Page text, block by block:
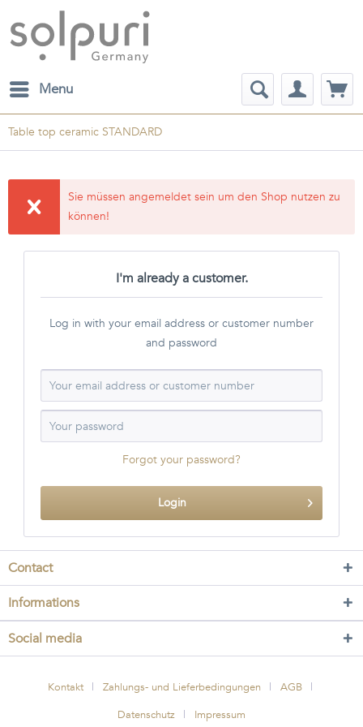
Menu
Table top ceramic STANDARD
Sie müssen angemeldet sein um den Shop nutzen zu
können!
I'm already a customer.
Log in with your email address or customer number
and password
Forgot your password?
Login
Contact
Informations
Social media
Kontakt Zahlungs- und Lieferbedingungen
AGB
Datenschutz
Impressum